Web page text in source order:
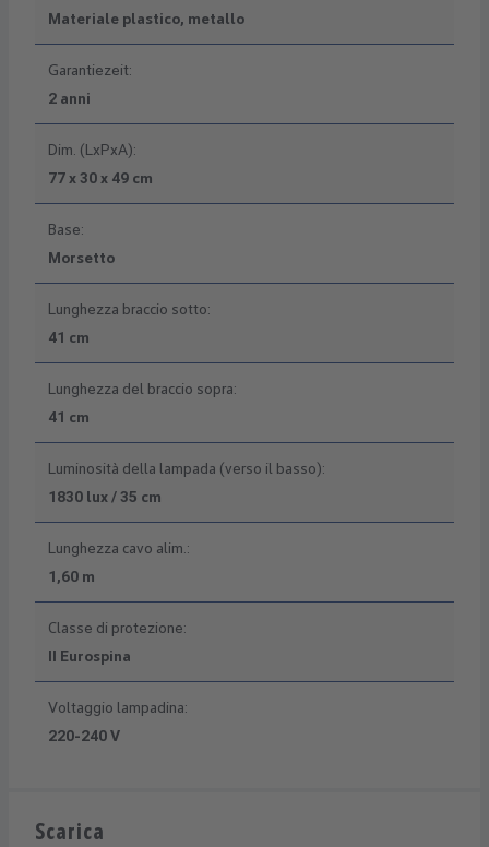
Materiale plastico, metallo
Garantiezeit:
2 anni
Dim. (LxPxA):
77 x 30 x 49 cm
Base:
Morsetto
Lunghezza braccio sotto:
41 cm
Lunghezza del braccio sopra:
41 cm
Luminosità della lampada (verso il basso):
1830 lux / 35 cm
Lunghezza cavo alim.:
1,60 m
Classe di protezione:
II Eurospina
Voltaggio lampadina:
220-240 V
Scarica